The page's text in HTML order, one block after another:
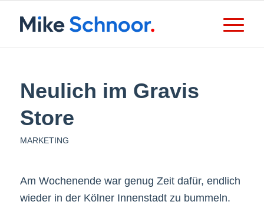
Neulich im Gravis
Store
MARKETING
Am Wochenende war genug Zeit dafür, endlich
wieder in der Kölner Innenstadt zu bummeln.